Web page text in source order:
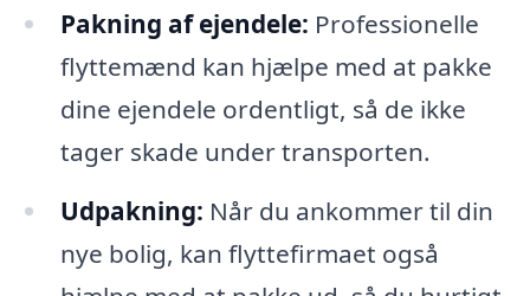
Pakning af ejendele: Professionelle
flyttemænd kan hjælpe med at pakke
dine ejendele ordentligt, så de ikke
tager skade under transporten.
Udpakning: Når du ankommer til din
nye bolig, kan flyttefirmaet også